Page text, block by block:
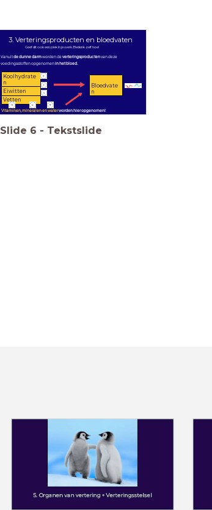
3. Verteringsproducten en bloedvaten
Vanuitde dunne darmworden deverteringsproductenvan deze
voedingsstoffen opgenomenin het bloed.
Vitaminen, mineralen en waterworden hier opgenomen!
Bloedvate
n
Koolhydrate
n
Eiwitten
Vetten
Geef dit ook een plek in je werk. Bedenk zelf hoe!
Slide 6 - Tekstslide